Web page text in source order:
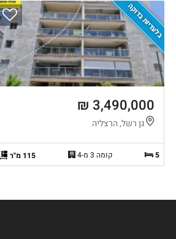
בלעדיות בדוקה
3,490,000 ₪
גן רשל, הרצליה
5 קומה 3 מ-4 115 מ"ר